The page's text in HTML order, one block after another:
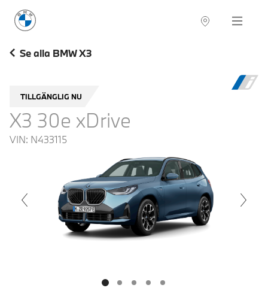
BMW Sverige Navigation
Se alla BMW X3
TILLGÄNGLIG NU
X3 30e xDrive
VIN: N433115